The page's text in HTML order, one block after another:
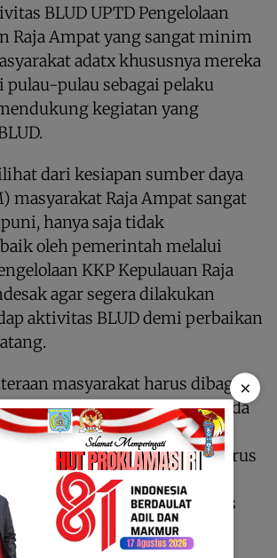
BLUD UPTD Pengelolaan
Raja Ampat yang sangat minim
adatx khususnya mereka
pulau-pulau sebagai pelaku
kegiatan yang
dari kesiapan sumber daya
masyarakat Raja Ampat sangat
hanya saja tidak
oleh pemerintah melalui
KKP Kepulauan Raja
agar segera dilakukan
aktivitas BLUD demi perbaikan
masyarakat harus dibagi
secara transparan kepada
pake acara sembunyi-
aktivitas BLUD juga harus
secara baik, supaya
merasa diberdayakan,” tegas
×